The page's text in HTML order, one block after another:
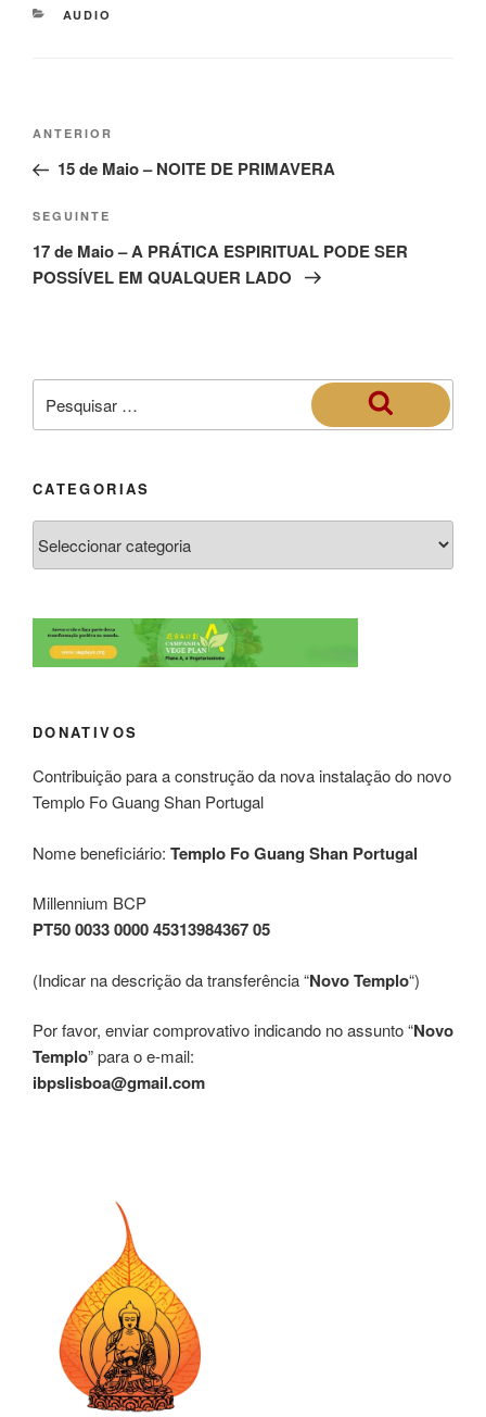
AUDIO
ANTERIOR
15 de Maio – NOITE DE PRIMAVERA
SEGUINTE
17 de Maio – A PRÁTICA ESPIRITUAL PODE SER
POSSÍVEL EM QUALQUER LADO
CATEGORIAS
DONATIVOS
Contribuição para a construção da nova instalação do novo
Templo Fo Guang Shan Portugal
Nome beneficiário: Templo Fo Guang Shan Portugal
Millennium BCP
PT50 0033 0000 45313984367 05
(Indicar na descrição da transferência “Novo Templo“)
Por favor, enviar comprovativo indicando no assunto “Novo
Templo” para o e-mail:
ibpslisboa@gmail.com